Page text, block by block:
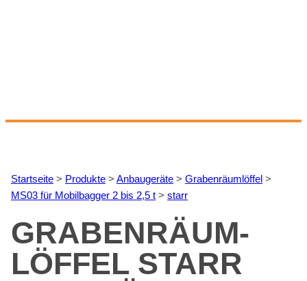
Start­sei­te > Pro­duk­te > An­bau­ge­rä­te > Gra­ben­räum­löf­fel >
MS03 für Mo­bil­bag­ger 2 bis 2,5 t > starr
GRA­BEN­RÄUM­
LÖF­FEL STARR